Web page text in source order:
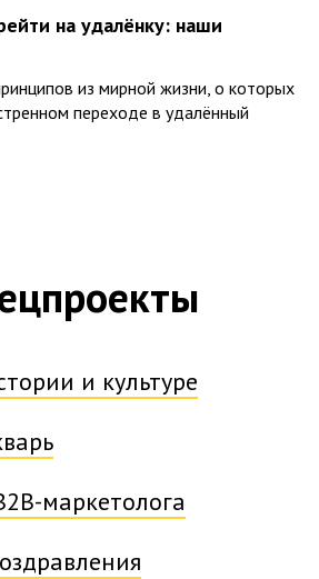
на удалёнку: наши
из мирной жизни, о которых
переходе в удалённый
и культуре
маркетолога